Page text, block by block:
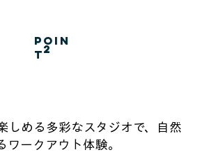
2
poin
t
しめる多彩なスタジオで、自然
ワークアウト体験。